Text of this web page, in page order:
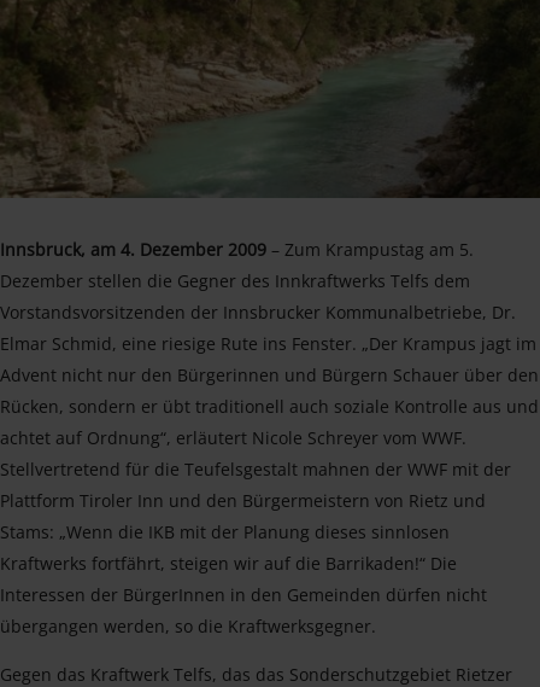
Innsbruck, am 4. Dezember 2009 – Zum Krampustag am 5.
Dezember stellen die Gegner des Innkraftwerks Telfs dem
Vorstandsvorsitzenden der Innsbrucker Kommunalbetriebe, Dr.
Elmar Schmid, eine riesige Rute ins Fenster. „Der Krampus jagt im
Advent nicht nur den Bürgerinnen und Bürgern Schauer über den
Rücken, sondern er übt traditionell auch soziale Kontrolle aus und
achtet auf Ordnung“, erläutert Nicole Schreyer vom WWF.
Stellvertretend für die Teufelsgestalt mahnen der WWF mit der
Plattform Tiroler Inn und den Bürgermeistern von Rietz und
Stams: „Wenn die IKB mit der Planung dieses sinnlosen
Kraftwerks fortfährt, steigen wir auf die Barrikaden!“ Die
Interessen der BürgerInnen in den Gemeinden dürfen nicht
übergangen werden, so die Kraftwerksgegner.
Gegen das Kraftwerk Telfs, das das Sonderschutzgebiet Rietzer